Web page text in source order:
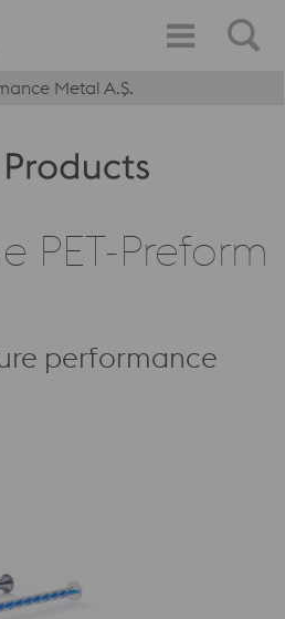
Metal A.Ş.
Products
PET-Preform
performance